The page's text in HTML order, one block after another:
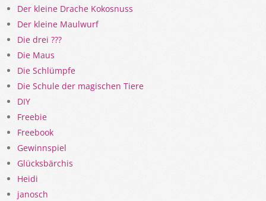
Der kleine Drache Kokosnuss
Der kleine Maulwurf
Die drei ???
Die Maus
Die Schlümpfe
Die Schule der magischen Tiere
DIY
Freebie
Freebook
Gewinnspiel
Glücksbärchis
Heidi
janosch